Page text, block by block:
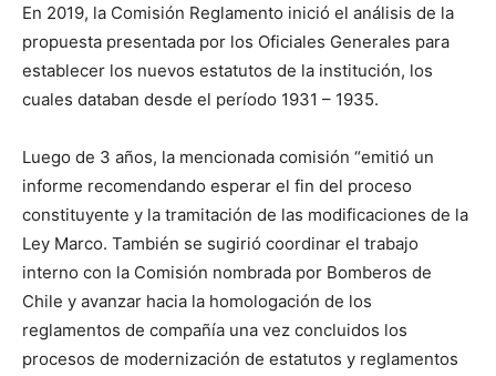
En 2019, la Comisión Reglamento inició el análisis de la
propuesta presentada por los Oficiales Generales para
establecer los nuevos estatutos de la institución, los
cuales databan desde el período 1931 – 1935.
Luego de 3 años, la mencionada comisión “emitió un
informe recomendando esperar el fin del proceso
constituyente y la tramitación de las modificaciones de la
Ley Marco. También se sugirió coordinar el trabajo
interno con la Comisión nombrada por Bomberos de
Chile y avanzar hacia la homologación de los
reglamentos de compañía una vez concluidos los
procesos de modernización de estatutos y reglamentos